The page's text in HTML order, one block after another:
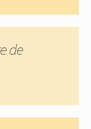
de